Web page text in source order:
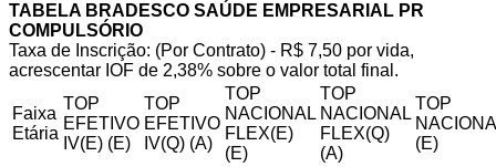
TABELA BRADESCO SAÚDE EMPRESARIAL PR
COMPULSÓRIO
Taxa de Inscrição: (Por Contrato) - R$ 7,50 por vida,
acrescentar IOF de 2,38% sobre o valor total final.
Faixa
Etária
TOP
EFETIVO
IV(E) (E)
TOP
EFETIVO
IV(Q) (A)
TOP
NACIONAL
FLEX(E)
(E)
TOP
NACIONAL
FLEX(Q)
(A)
TOP
(E)